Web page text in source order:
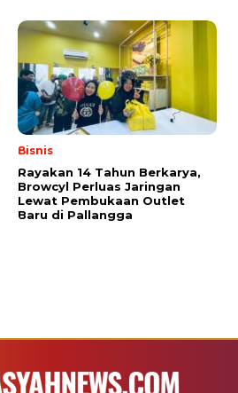
Bisnis
Rayakan 14 Tahun Berkarya,
Browcyl Perluas Jaringan
Lewat Pembukaan Outlet
Baru di Pallangga